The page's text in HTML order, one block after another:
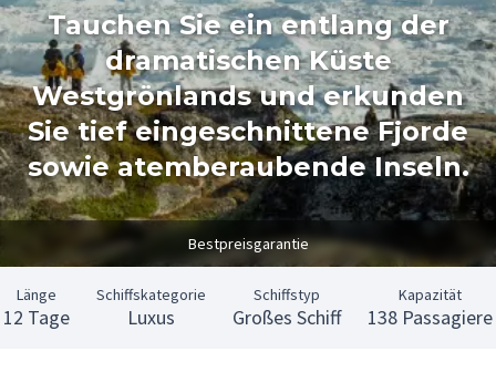
Tauchen Sie ein entlang der
dramatischen Küste
Westgrönlands und erkunden
Sie tief eingeschnittene Fjorde
sowie atemberaubende Inseln.
Bestpreisgarantie
Länge
12 Tage
Schiffskategorie
Luxus
Schiffstyp
Großes Schiff
Kapazität
138 Passagiere